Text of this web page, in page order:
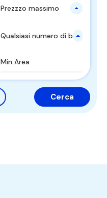
Prezzzo massimo
Qualsiasi numero di bagni
Cerca